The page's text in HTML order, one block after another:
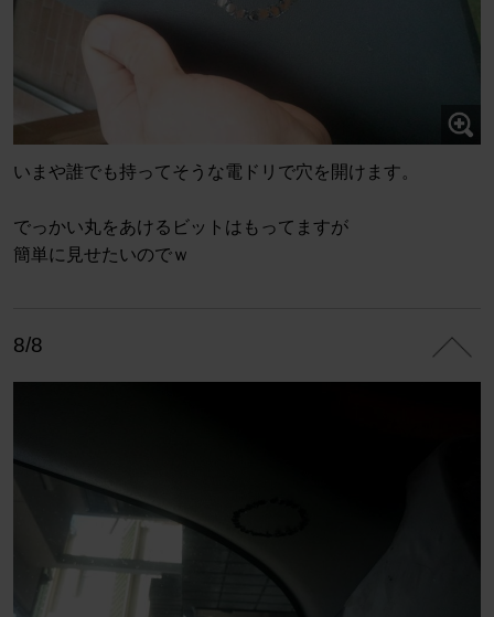
いまや誰でも持ってそうな電ドリで穴を開けます。
でっかい丸をあけるビットはもってますが
簡単に見せたいのでｗ
8/8